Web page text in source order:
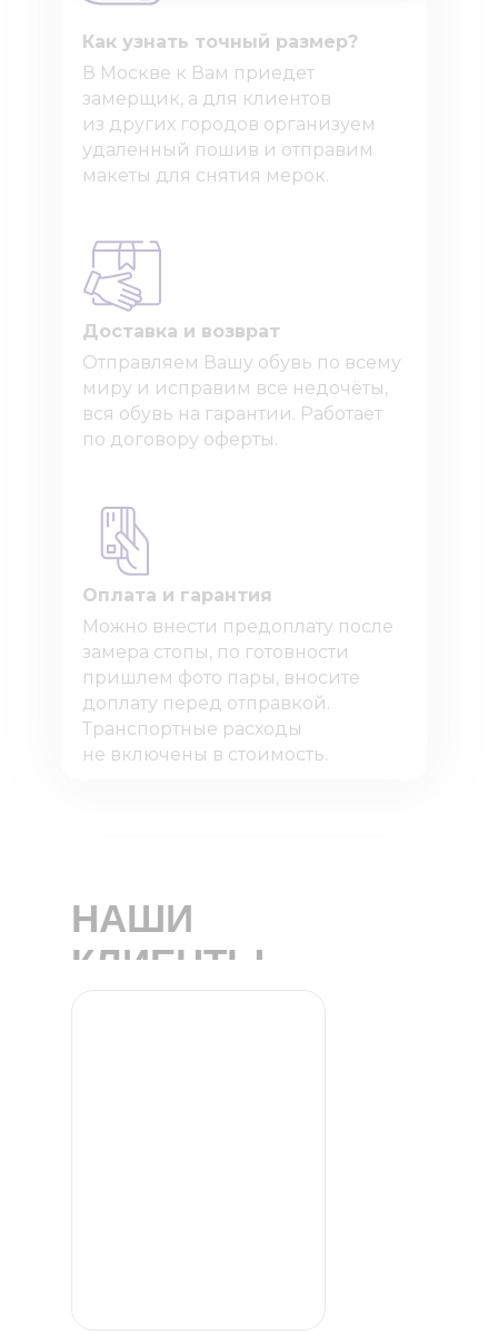
Доставка и возврат
В Москве к Вам приедет
замерщик, а для клиентов
из других городов организуем
удаленный пошив и отправим
макеты для снятия мерок.
Как узнать точный размер?
Отправляем Вашу обувь по всему
миру и исправим все недочёты,
вся обувь на гарантии. Работает
по договору оферты.
Оплата и гарантия
Можно внести предоплату после
замера стопы, по готовности
пришлем фото пары, вносите
доплату перед отправкой.
Транспортные расходы
не включены в стоимость.
НАШИ
КЛИЕНТЫ